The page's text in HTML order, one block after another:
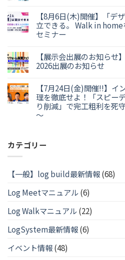
【8月6日(木)開催】「デ
立できる。 Walk in
セミナー
【展示会出展のお知らせ
2026出展のお知らせ
【7月24日(金)開催!!】イ
理を徹底せよ！「スピー
り削減」で完工粗利を死
～
カテゴリー
【一般】log build最新情報(68)
Log Meetマニュアル(6)
Log Walkマニュアル(22)
LogSystem最新情報(6)
イベント情報(48)